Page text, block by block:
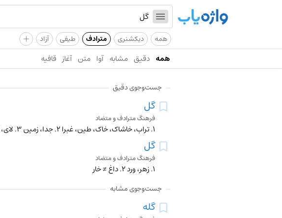
همه دیکشنری مترادف طیفی آزاد +
همه دقیق مشابه آوا متن آغاز قافیه
جست‌وجوی دقیق
گل
فرهنگ مترادف و متضاد
۱. تراب، خاشاک، خاک، طین، غبرا ۲. جدا، زمین ۳. لای، لجن، وحل
گل
فرهنگ مترادف و متضاد
۱. زهر، ورد ۲. داغ ≠ خار
جست‌وجوی مشابه
گله